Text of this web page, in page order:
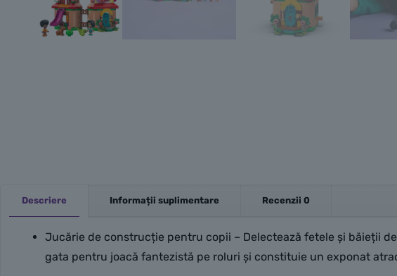
Descriere Informații suplimentare Recenzii 0
Jucărie de construcție pentru copii – Delectează fetele și băieții
gata pentru joacă fantezistă pe roluri și constituie un exponat